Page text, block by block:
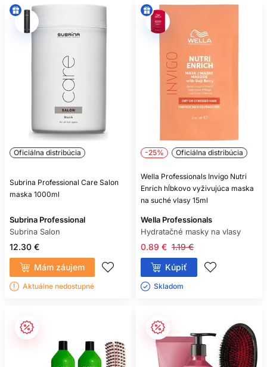
Oficiálna distribúcia
Subrina Professional Care Salon
maska 1000ml
Subrina Professional
Subrina Salon
12.30 €
Mám záujem
Aktuálne nedostupné
-25% Oficiálna distribúcia
Wella Professionals Invigo Nutri
Enrich hĺbkovo vyživujúca maska
na suché vlasy 15ml
Wella Professionals
Hydratačné masky na vlasy
1.19 €
0.89 €
Kúpiť
Skladom ㅤ